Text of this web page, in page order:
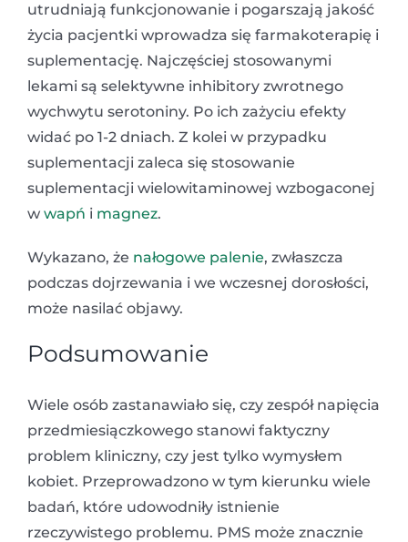
utrudniają funkcjonowanie i pogarszają jakość
życia pacjentki wprowadza się farmakoterapię i
suplementację. Najczęściej stosowanymi
lekami są selektywne inhibitory zwrotnego
wychwytu serotoniny. Po ich zażyciu efekty
widać po 1-2 dniach. Z kolei w przypadku
suplementacji zaleca się stosowanie
suplementacji wielowitaminowej wzbogaconej
w wapń i magnez.
Wykazano, że nałogowe palenie, zwłaszcza
podczas dojrzewania i we wczesnej dorosłości,
może nasilać objawy.
Podsumowanie
Wiele osób zastanawiało się, czy zespół napięcia
przedmiesiączkowego stanowi faktyczny
problem kliniczny, czy jest tylko wymysłem
kobiet. Przeprowadzono w tym kierunku wiele
badań, które udowodniły istnienie
rzeczywistego problemu. PMS może znacznie